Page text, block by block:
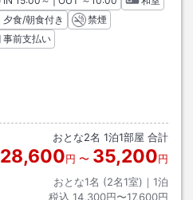
夕食/朝食付き
禁煙
事前支払い
おとな2名 1泊1部屋 合計
28,600円 〜 35,200円
おとな1名 (2名1室)｜ 1泊
税込 14,300円〜17,600円